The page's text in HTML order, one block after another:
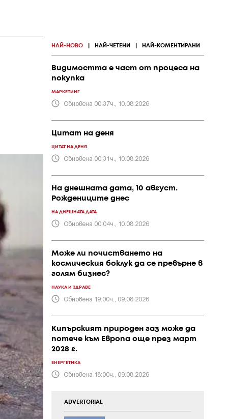
НАЙ-НОВО НАЙ-ЧЕТЕНИ НАЙ-КОМЕНТИРАНИ
Видимостта е част от процеса на
покупка
МАРКЕТИНГ
Обновена 00:37ч., 10.08.2026
Цитат на деня
ЦИТАТ НА ДЕНЯ
Обновена 00:31ч., 10.08.2026
На днешната дата, 10 август.
Рождениците днес
НА ДНЕШНАТА ДАТА
Обновена 00:04ч., 10.08.2026
Може ли почистването на
космическия боклук да се превърне в
голям бизнес?
НАУКА И ЗДРАВЕ
Обновена 19:00ч., 09.08.2026
Кипърският природен газ може да
потече към Европа още през март
2028 г.
ЕНЕРГЕТИКА
Обновена 18:00ч., 09.08.2026
ADVERTORIAL